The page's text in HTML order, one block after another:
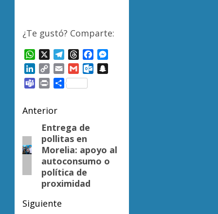
¿Te gustó? Comparte:
WhatsAppTelegram
ThreadsFacebook
LinkedIn
Copy
Link
Email GmailOutlook.com
TeamsPrintCompartir
Navegación
de
entradas
Anterior
Entrada
anterior:
Entrega de
pollitas en
Morelia: apoyo al
autoconsumo o
política de
proximidad
Siguiente